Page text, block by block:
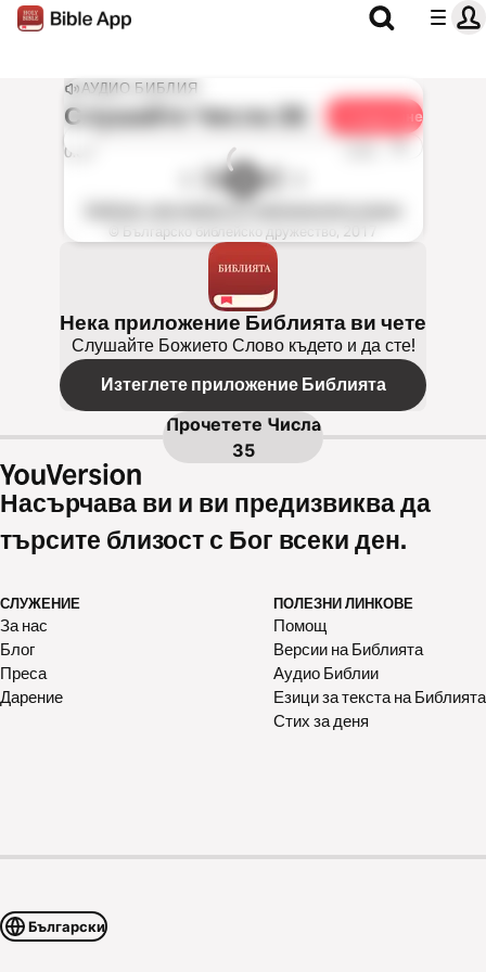
АУДИО БИБЛИЯ
Слушайте Числа 35 Споделяне
0:00 1x
Библия, нов превод от оригиналните езици
© Българско библейско дружество, 2017
Нека приложение Библията ви чете
Слушайте Божието Слово където и да сте!
Изтеглете приложение Библията
Прочетете Числа
35
Насърчава ви и ви предизвиква да
търсите близост с Бог всеки ден.
СЛУЖЕНИЕ
За нас
Блог
Преса
Дарение
ПОЛЕЗНИ ЛИНКОВЕ
Помощ
Версии на Библията
Аудио Библии
Езици за текста на Библията
Стих за деня
Български